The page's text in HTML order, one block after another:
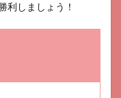
利しましょう！